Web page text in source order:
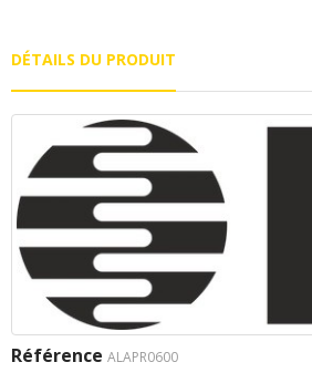
DÉTAILS DU PRODUIT
Référence ALAPR0600